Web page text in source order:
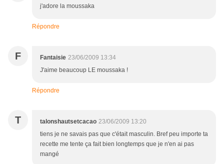
j'adore la moussaka
Répondre
F Fantaisie 23/06/2009 13:34
J'aime beaucoup LE moussaka !
Répondre
T talonshautsetcacao 23/06/2009 13:20
tiens je ne savais pas que c'était masculin. Bref peu importe ta
recette me tente ça fait bien longtemps que je n'en ai pas
mangé